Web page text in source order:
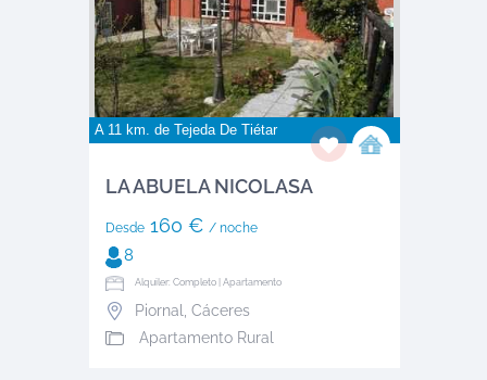
A 11 km. de Tejeda De Tiétar
LA ABUELA NICOLASA
Desde160 € / noche
8
Alquiler: Completo | Apartamento
Piornal
Cáceres
Apartamento Rural